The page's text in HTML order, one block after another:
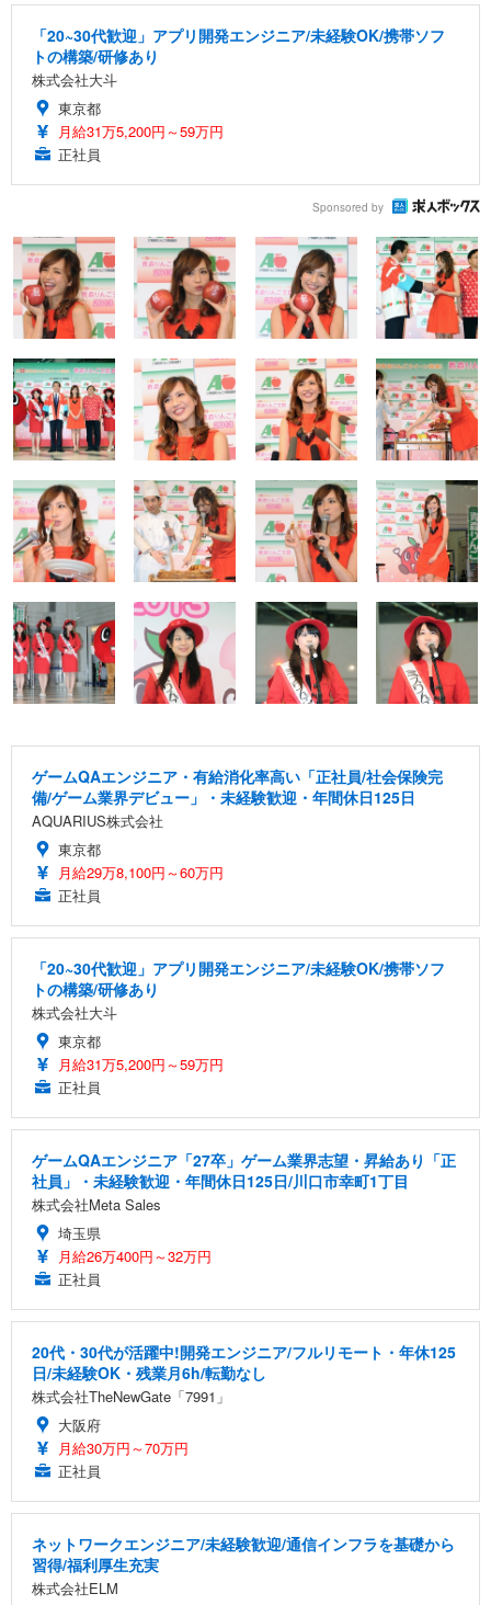
「20~30代歓迎」アプリ開発エンジニア/未経験OK/携帯ソフ
トの構築/研修あり
株式会社大斗
東京都
月給31万5,200円～59万円
正社員
Sponsored by
ゲームQAエンジニア・有給消化率高い「正社員/社会保険完
備/ゲーム業界デビュー」・未経験歓迎・年間休日125日
AQUARIUS株式会社
東京都
月給29万8,100円～60万円
正社員
「20~30代歓迎」アプリ開発エンジニア/未経験OK/携帯ソフ
トの構築/研修あり
株式会社大斗
東京都
月給31万5,200円～59万円
正社員
ゲームQAエンジニア「27卒」ゲーム業界志望・昇給あり「正
社員」・未経験歓迎・年間休日125日/川口市幸町1丁目
株式会社Meta Sales
埼玉県
月給26万400円～32万円
正社員
20代・30代が活躍中!開発エンジニア/フルリモート・年休125
日/未経験OK・残業月6h/転勤なし
株式会社TheNewGate「7991」
大阪府
月給30万円～70万円
正社員
ネットワークエンジニア/未経験歓迎/通信インフラを基礎から
習得/福利厚生充実
株式会社ELM